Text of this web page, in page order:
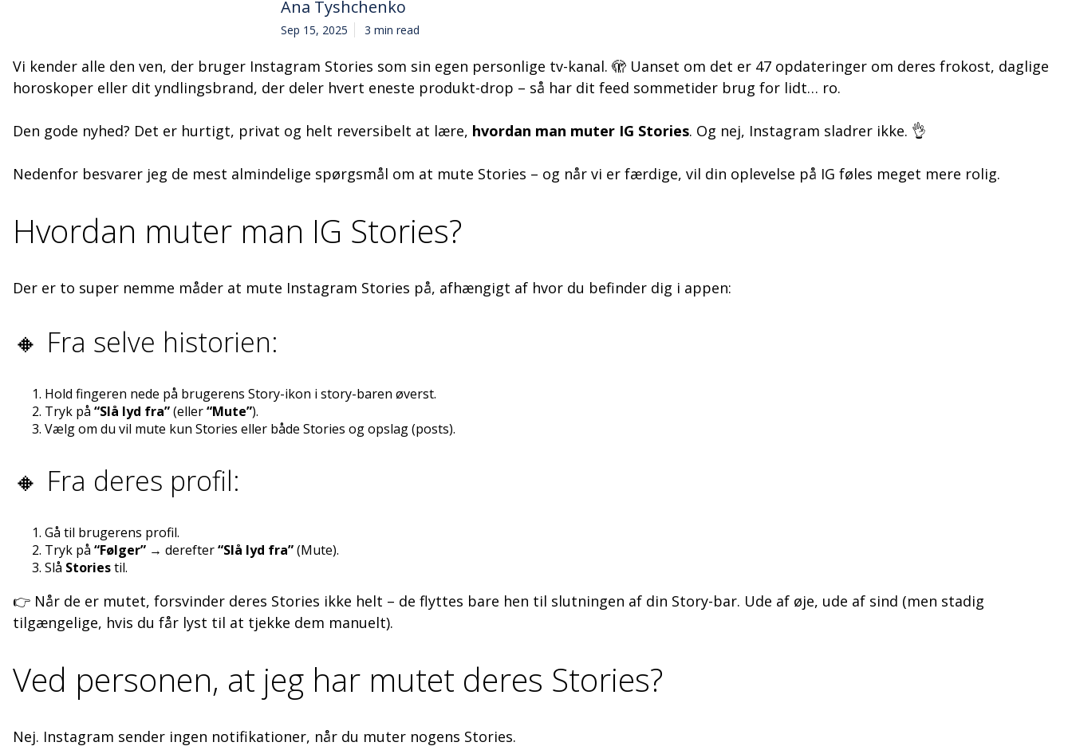
Ana Tyshchenko
Sep 15, 2025 3 min read
Vi kender alle den ven, der bruger Instagram Stories som sin egen personlige tv-kanal. 🫣 Uanset om det er 47 opdateringer om deres frokost, daglige
horoskoper eller dit yndlingsbrand, der deler hvert eneste produkt-drop – så har dit feed sommetider brug for lidt… ro.
Den gode nyhed? Det er hurtigt, privat og helt reversibelt at lære, hvordan man muter IG Stories. Og nej, Instagram sladrer ikke. 👌
Nedenfor besvarer jeg de mest almindelige spørgsmål om at mute Stories – og når vi er færdige, vil din oplevelse på IG føles meget mere rolig.
Hvordan muter man IG Stories?
Der er to super nemme måder at mute Instagram Stories på, afhængigt af hvor du befinder dig i appen:
🔸 Fra selve historien:
Hold fingeren nede på brugerens Story-ikon i story-baren øverst.
Tryk på “Slå lyd fra”(eller“Mute”).
Vælg om du vil mute kun Stories eller både Stories og opslag (posts).
🔸 Fra deres profil:
Gå til brugerens profil.
Tryk på “Følger” → derefter“Slå lyd fra”(Mute).
Slå Storiestil.
👉 Når de er mutet, forsvinder deres Stories ikke helt – de flyttes bare hen til slutningen af din Story-bar. Ude af øje, ude af sind (men stadig
tilgængelige, hvis du får lyst til at tjekke dem manuelt).
Ved personen, at jeg har mutet deres Stories?
Nej. Instagram sender ingen notifikationer, når du muter nogens Stories.